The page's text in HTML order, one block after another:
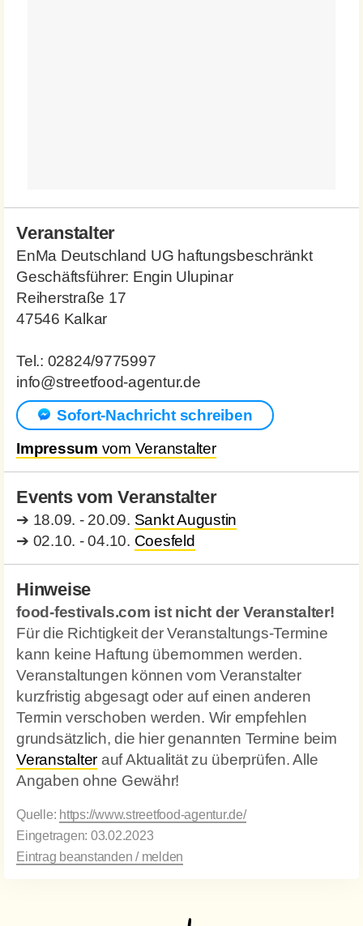
Veranstalter
EnMa Deutschland UG haftungsbeschränkt
Geschäftsführer: Engin Ulupinar
Reiherstraße 17
47546 Kalkar
Tel.: 02824/9775997
info@streetfood-agentur.de
Sofort-Nachricht schreiben
Impressum vom Veranstalter
Events vom Veranstalter
➔ 18.09. - 20.09. Sankt Augustin
➔ 02.10. - 04.10. Coesfeld
Hinweise
food-festivals.com ist nicht der Veranstalter!
Für die Richtigkeit der Veranstaltungs-Termine
kann keine Haftung übernommen werden.
Veranstaltungen können vom Veranstalter
kurzfristig abgesagt oder auf einen anderen
Termin verschoben werden. Wir empfehlen
grundsätzlich, die hier genannten Termine beim
Veranstalter auf Aktualität zu überprüfen. Alle
Angaben ohne Gewähr!
Quelle: https://www.streetfood-agentur.de/
Eingetragen: 03.02.2023
Eintrag beanstanden / melden